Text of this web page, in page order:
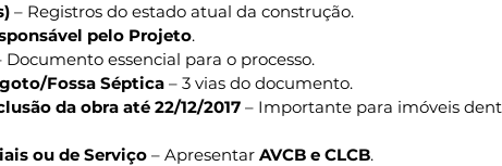
– Registros do estado atual da construção.
pelo Projeto.
Documento essencial para o processo.
Fossa Séptica – 3 vias do documento.
da obra até 22/12/2017 – Importante para imóveis
ou de Serviço – Apresentar AVCB e CLCB.